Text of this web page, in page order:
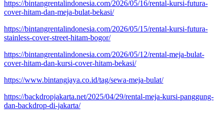
https://bintangrentalindonesia.com/2026/05/16/rental-kursi-futura-
cover-hitam-dan-meja-bulat-bekasi/
https://bintangrentalindonesia.com/2026/05/15/rental-kursi-futura-
stainless-cover-street-hitam-bogor/
https://bintangrentalindonesia.com/2026/05/12/rental-meja-bulat-
cover-hitam-dan-kursi-cover-hitam-bekasi/
https://www.bintangjaya.co.id/tag/sewa-meja-bulat/
https://backdropjakarta.net/2025/04/29/rental-meja-kursi-panggung-
dan-backdrop-di-jakarta/